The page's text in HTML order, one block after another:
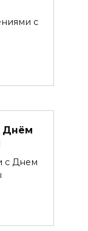
с
Днём
с Днем